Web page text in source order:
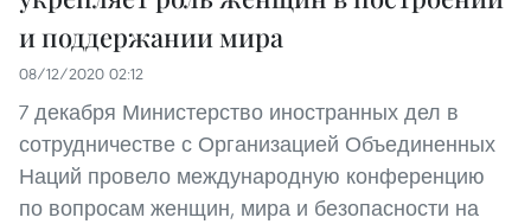
и поддержании мира
08/12/2020 02:12
7 декабря Министерство иностранных дел в
сотрудничестве с Организацией Объединенных
Наций провело международную конференцию
по вопросам женщин, мира и безопасности на